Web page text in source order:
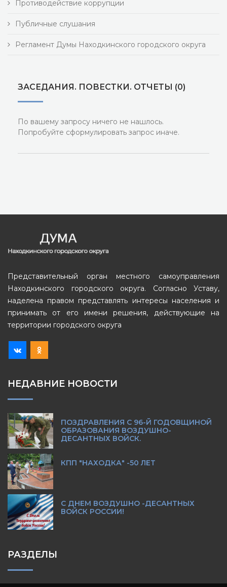
Противодействие коррупции
Публичные слушания
Регламент Думы Находкинского городского округа
ЗАСЕДАНИЯ. ПОВЕСТКИ. ОТЧЕТЫ (0)
По вашему запросу ничего не нашлось.
Попробуйте сформулировать запрос иначе.
Представительный орган местного самоуправления
Находкинского городского округа. Согласно Уставу,
наделена правом представлять интересы населения и
принимать от его имени решения, действующие на
территории городского округа
НЕДАВНИЕ НОВОСТИ
ПОЗДРАВЛЕНИЯ С 96-Й ГОДОВЩИНОЙ
ОБРАЗОВАНИЯ ВОЗДУШНО-
ДЕСАНТНЫХ ВОЙСК.
КПП "НАХОДКА" -50 ЛЕТ
С ДНЕМ ВОЗДУШНО -ДЕСАНТНЫХ
ВОЙСК РОССИИ!
РАЗДЕЛЫ